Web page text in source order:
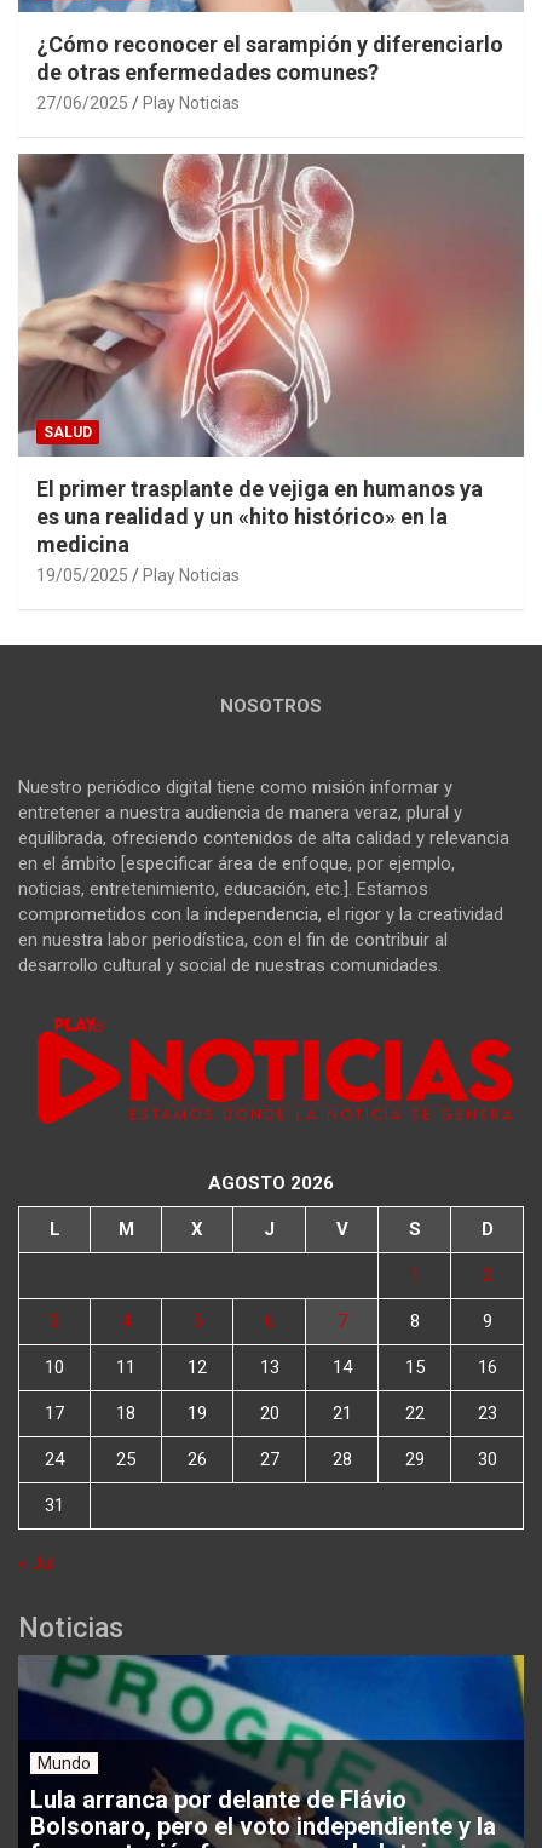
¿Cómo reconocer el sarampión y diferenciarlo
de otras enfermedades comunes?
27/06/2025 Play Noticias
SALUD
El primer trasplante de vejiga en humanos ya
es una realidad y un «hito histórico» en la
medicina
19/05/2025 Play Noticias
NOSOTROS
Nuestro periódico digital tiene como misión informar y
entretener a nuestra audiencia de manera veraz, plural y
equilibrada, ofreciendo contenidos de alta calidad y relevancia
en el ámbito [especificar área de enfoque, por ejemplo,
noticias, entretenimiento, educación, etc.]. Estamos
comprometidos con la independencia, el rigor y la creatividad
en nuestra labor periodística, con el fin de contribuir al
desarrollo cultural y social de nuestras comunidades.
AGOSTO 2026
L M X J V S D
1 2
3 4 5 6 7 8 9
10 11 12 13 14 15 16
17 18 19 20 21 22 23
24 25 26 27 28 29 30
31
« Jul
Noticias
Mundo
Lula arranca por delante de Flávio
Bolsonaro, pero el voto independiente y la